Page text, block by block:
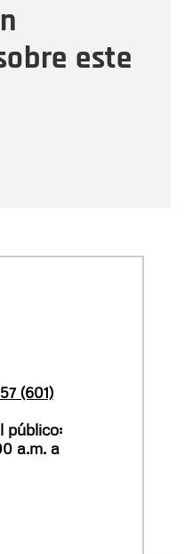
este
(601)
público:
a.m. a